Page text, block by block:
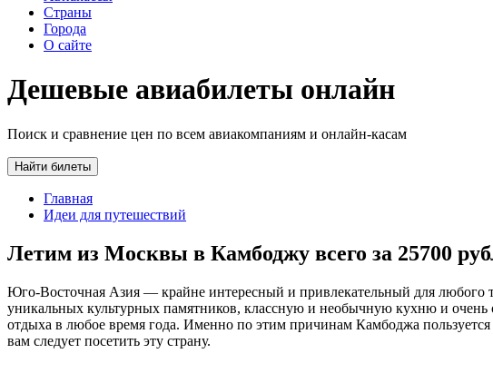
Страны
Города
О сайте
Дешевые авиабилеты онлайн
Поиск и сравнение цен по всем авиакомпаниям и онлайн-касам
Найти билеты
Главная
Идеи для путешествий
Летим из Москвы в Камбоджу всего за 25700
Юго-Восточная Азия — крайне интересный и привлекательный для любого
уникальных культурных памятников, классную и необычную кухню и
отдыха в любое время года. Именно по этим причинам Камбоджа
вам следует посетить эту страну.